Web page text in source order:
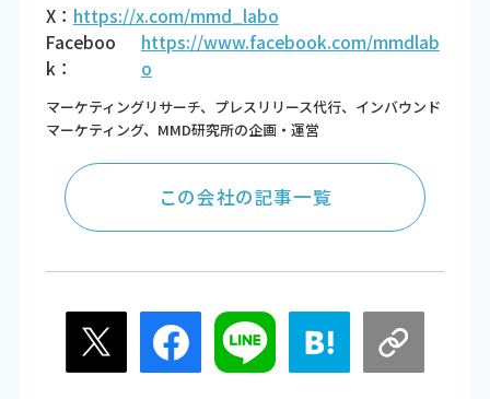
X： https://x.com/mmd_labo
Faceboo
k：
https://www.facebook.com/mmdlab
o
マーケティングリサーチ、プレスリリース代行、インバウンド
マーケティング、MMD研究所の企画・運営
この会社の記事一覧